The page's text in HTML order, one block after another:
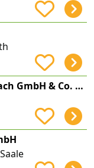
Steger Bad Heizung Dach GmbH & Co. KG